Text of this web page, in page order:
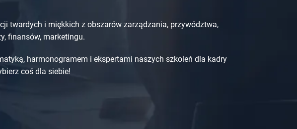
twardych i miękkich z obszarów zarządzania, przywództwa,
finansów, marketingu.
harmonogramem i ekspertami naszych szkoleń dla kadry
coś dla siebie!